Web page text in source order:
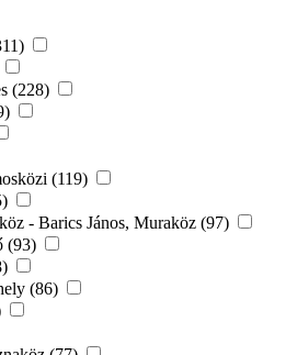
(228)
(119)
- Barics János, Muraköz (97)
(93)
(86)